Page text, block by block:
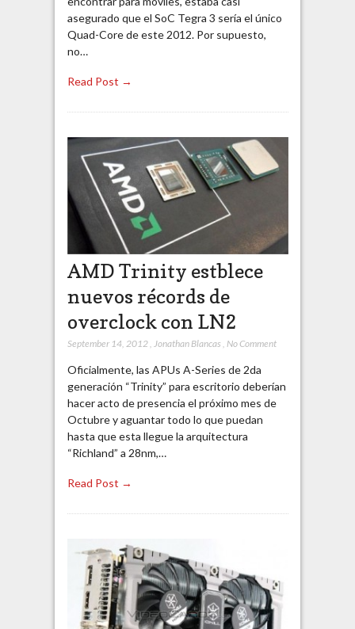
asegurado que el SoC Tegra 3 sería el único
Quad-Core de este 2012. Por supuesto,
no…
Read Post →
AMD Trinity estblece
nuevos récords de
overclock con LN2
September 14, 2012, Jonathan Blancas No Comment
Oficialmente, las APUs A-Series de 2da
generación “Trinity” para escritorio deberían
hacer acto de presencia el próximo mes de
Octubre y aguantar todo lo que puedan
hasta que esta llegue la arquitectura
“Richland” a 28nm,…
Read Post →